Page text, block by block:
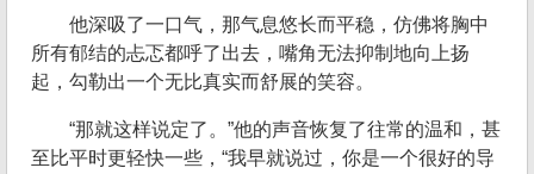
他深吸了一口气，那气息悠长而平稳，仿佛将胸中
所有郁结的忐忑都呼了出去，嘴角无法抑制地向上扬
起，勾勒出一个无比真实而舒展的笑容。
“那就这样说定了。”他的声音恢复了往常的温和，甚
至比平时更轻快一些，“我早就说过，你是一个很好的导